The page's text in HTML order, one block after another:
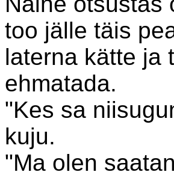
too jälle täis
laterna kätte ja
ehmatada.
"Kes sa
kuju.
"Ma olen